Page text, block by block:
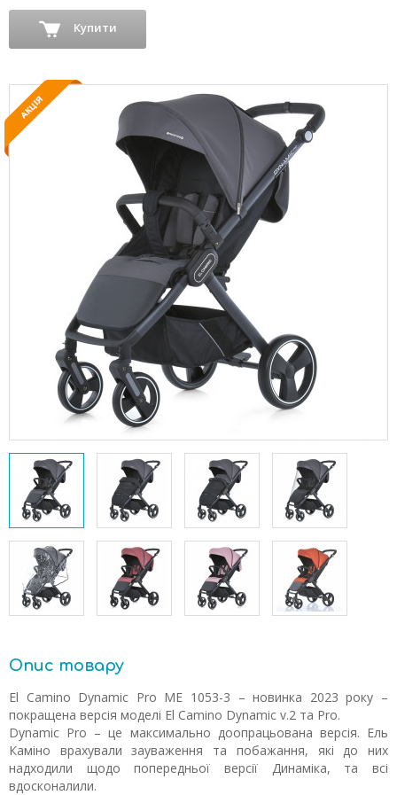
Купити
Опис товару
El Camino Dynamic Pro ME 1053-3 – новинка 2023 року –
покращена версія моделі El Camino Dynamic v.2 та Pro.
Dynamic Pro – це максимально доопрацьована версія. Ель
Каміно врахували зауваження та побажання, які до них
надходили щодо попередньої версії Динаміка, та всі
вдосконалили.